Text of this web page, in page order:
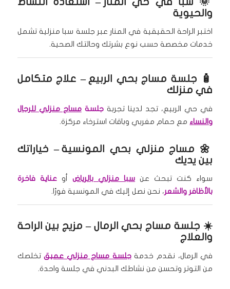
والحيوية
اختبر الراحة الحقيقية في المنار عبر جلسة سبا منزلية تشمل
خدمات مخصصة حسب نوع بشرتك وحالتك الصحية.
🧴 جلسة مساج بحي الربيع – علاج متكامل
في منزلك
في حي الربيع، تجد لدينا تجربةجلسةمساج منزلي للرجال
والنساء مع حمام مغربي وباقات استرخاء مركزة.
🌼 مساج منزلي بحي المونسية– خياراتك
بين يديك
سواء كنت تبحث عن سبا منزلي بالرياض أوعناية فاخرة
بالأظافر والشعر، نحن نصل إليك في المونسية فورًا.
☀️ جلسة مساج بحي الرمال – مزيج بين الراحة
والعلاج
في الرمال، نقدم خدمةجلسة مساج منزلي عميقتخلصك
من التوتر وتحسن من نشاطك البدني في جلسة واحدة.